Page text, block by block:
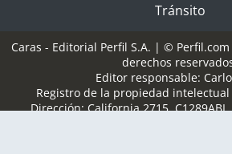
Tránsito
Caras - Editorial Perfil S.A. | © Perfil.com
derechos
Editor responsable:
Registro de la propiedad
Dirección:California 2715,C1289ABI,